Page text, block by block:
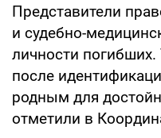
Представители
и судебно-
личности
после
родным для
отметили в